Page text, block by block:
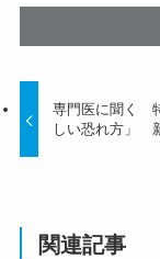
専門医に聞く
しい恐れ方」
関連記事